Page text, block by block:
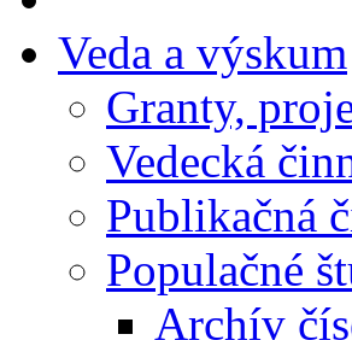
Veda a výskum
Granty,
Vedecká
Publikačná
Populačné
Archív